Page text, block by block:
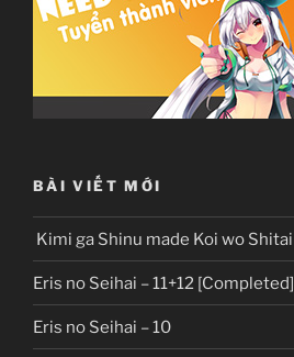
BÀI VIẾT MỚI
Kimi ga Shinu made Koi wo Shitai
Eris no Seihai – 11+12 [Completed]
Eris no Seihai – 10